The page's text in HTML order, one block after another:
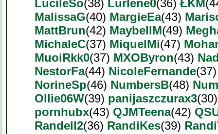
LucileSo(38) Lurlene0(36) ŁKM
MalissaG(40) MargieEa(43)
MattBrun(42) MaybellM(49)
MichaleC(37) MiquelMi(47)
MuoiRkk0(37) MXOByron(43)
NestorFa(44) NicoleFernande
NorineSp(46) NumbersB(48)
Ollie06W(39) panijaszczurax3
pornhubx(43) QJMTeena(42)
Randell2(36) RandiKes(39)